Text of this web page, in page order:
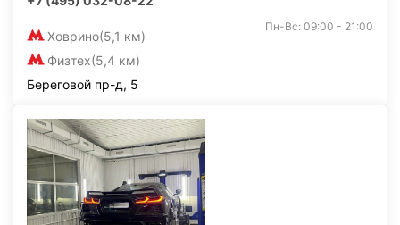
Ховрино(5,1 км)
Физтех(5,4 км)
Пн-Вс: 09:00 - 21:00
Береговой пр-д, 5